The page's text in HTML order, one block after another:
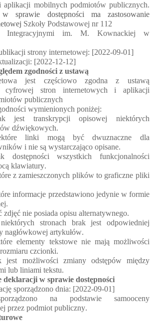
w sprawie dostępności ma zastosowanie
Szkoły Podstawowej nr 112
Integracyjnymi im. M. Kownackiej w
strony internetowej: [2022-09-01]
[2022-12-12]
zgodności z ustawą
jest częściowo zgodna z ustawą
cyfrowej stron internetowych i aplikacji
publicznych
wymienionych poniżej:
jest transkrypcji opisowej niektórych
dźwiękowych.
linki mogą być dwuznaczne dla
i nie są wystarczająco opisane.
dostępności wszystkich funkcjonalności
klawiatury.
z zamieszczonych plików to graficzne pliki
informacje przedstawiono jedynie w formie
zdjęć nie posiada opisu alternatywnego.
stronach brak jest odpowiedniej
nagłówkowej artykułów.
elementy tekstowe nie mają możliwości
czcionki.
jest możliwości zmiany odstępów między
lub liniami tekstu.
deklaracji w sprawie dostępności
sporządzono dnia: [2022-09-01]
na podstawie samooceny
przez podmiot publiczny.